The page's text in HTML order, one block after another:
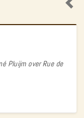
Pluijm over Rue de